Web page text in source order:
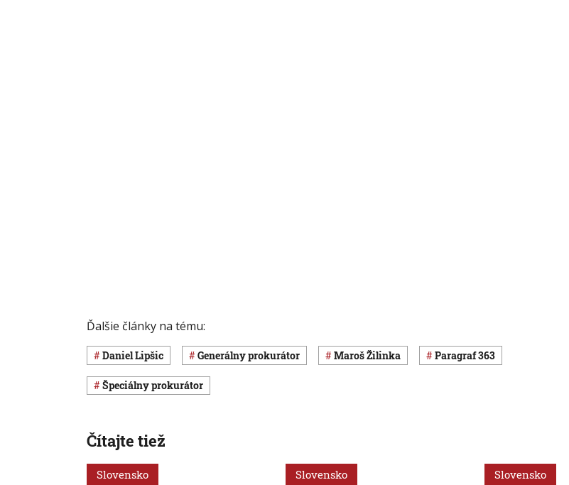
Ďalšie články na tému:
Daniel Lipšic generálny prokurátor Maroš Žilinka paragraf 363
špeciálny prokurátor
Čítajte tiež
Slovensko Slovensko Slovensko